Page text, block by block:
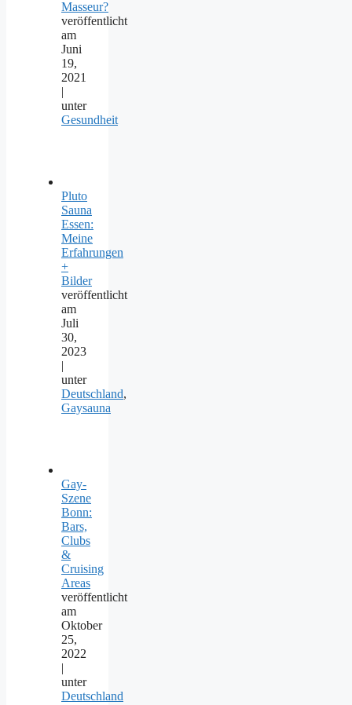
Masseur?
veröffentlicht
am
Juni
19,
2021
|
unter
Gesundheit
Pluto
Sauna
Essen:
Meine
Erfahrungen
+
Bilder
veröffentlicht
am
Juli
30,
2023
|
unter
Deutschland,
Gaysauna
Gay-
Szene
Bonn:
Bars,
Clubs
&
Cruising
Areas
veröffentlicht
am
Oktober
25,
2022
|
unter
Deutschland